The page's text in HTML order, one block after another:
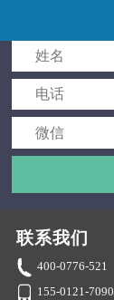
联系我们
400-0776-521
155-0121-7090